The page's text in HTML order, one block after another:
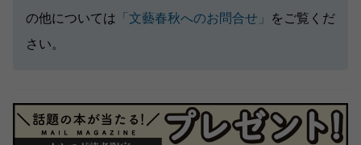
の他については 「文藝春秋へのお問合せ」
をご覧くだ
さい。